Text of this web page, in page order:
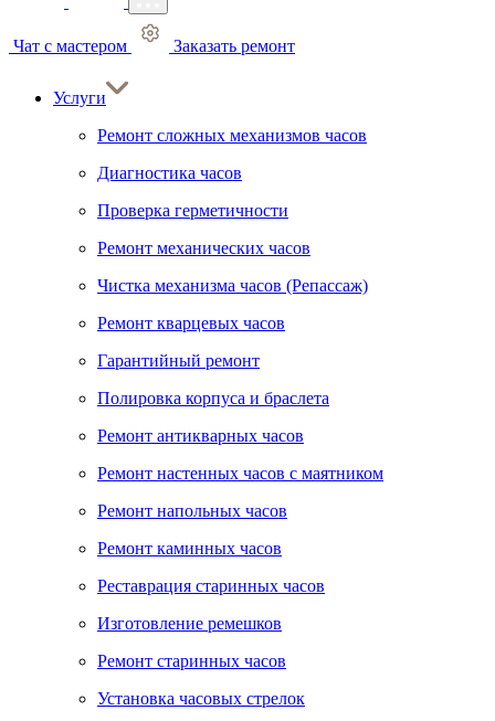
Чат с мастером Заказать ремонт
Услуги
Ремонт сложных механизмов часов
Диагностика часов
Проверка герметичности
Ремонт механических часов
Чистка механизма часов (Репассаж)
Ремонт кварцевых часов
Гарантийный ремонт
Полировка корпуса и браслета
Ремонт антикварных часов
Ремонт настенных часов с маятником
Ремонт напольных часов
Ремонт каминных часов
Реставрация старинных часов
Изготовление ремешков
Ремонт старинных часов
Установка часовых стрелок